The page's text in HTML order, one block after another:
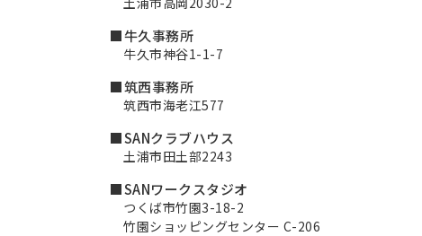
■牛久事務所
牛久市神谷1-1-7
■筑西事務所
筑西市海老江577
■SANクラブハウス
土浦市田土部2243
■SANワークスタジオ
つくば市竹園3-18-2
竹園ショッピングセンター C-206